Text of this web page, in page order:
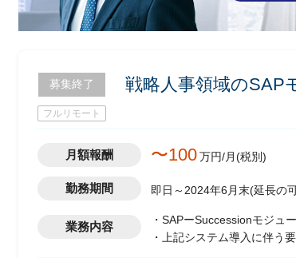
募集終了 戦略人事領域のSAP
フルリモート
月額報酬 〜100万円/月(税別)
勤務期間
即日～2024年6月末(延長の可
業務内容
・SAPーSuccessionモジュ
・上記システム導入に伴う